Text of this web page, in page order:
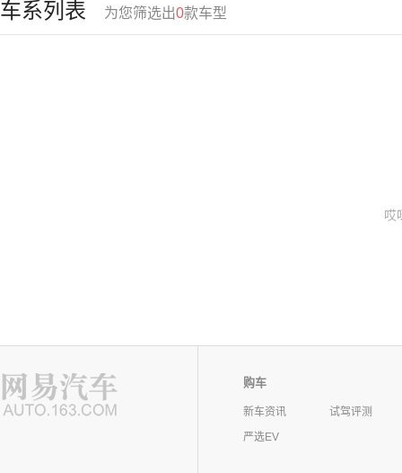
车系列表 为您筛选出0款车型
哎
购车
新车资讯
试驾评测
严选EV